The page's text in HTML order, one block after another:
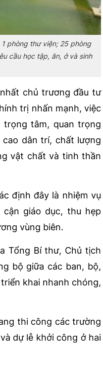
phòng thư viện; 25 phòng
cầu học tập, ăn, ở và sinh
chủ trương đầu tư
trị nhấn mạnh, việc
tâm, quan trọng
dân trí, chất lượng
vật chất và tinh thần
định đây là nhiệm vụ
giáo dục, thu hẹp
vùng biên.
Tổng Bí thư, Chủ tịch
bộ giữa các ban, bộ,
khai nhanh chóng,
thi công các trường
dự lễ khởi công ở hai